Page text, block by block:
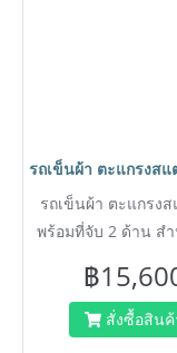
รถเข็นผ้า ตะแกรงส
รถเข็นผ้า ตะแกรง
พร้อมที่จับ 2 ด้าน ส
ศูนย์การค้า สำนักงา
สนิม
฿
สั่งซื้อสินค้